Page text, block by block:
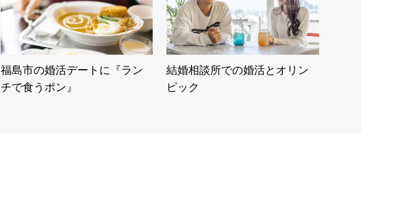
福島市の婚活デートに『ラン
チで食うポン』
結婚相談所での婚活とオリン
ピック